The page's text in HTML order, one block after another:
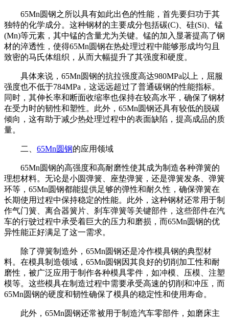
65Mn圆钢之所以具有如此出色的性能，首先要归功于其
独特的化学成分。这种钢材的主要成分包括碳(C)、硅(Si)、锰
(Mn)等元素，其中锰的含量尤为关键。锰的加入显著提高了钢
材的淬透性，使得65Mn圆钢在热处理过程中能够形成均匀且
致密的马氏体组织，从而大幅提升了其强度和硬度。
具体来说，65Mn圆钢的抗拉强度高达980MPa以上，屈服
强度也不低于784MPa，这远远超过了普通碳钢的性能指标。
同时，其伸长率和断面收缩率也保持在较高水平，确保了钢材
在受力时的韧性和塑性。此外，65Mn圆钢还具有较低的脱碳
倾向，这有助于减少热处理过程中的表面缺陷，提高成品的质
量。
二、 65Mn圆钢的应用领域
65Mn圆钢的高强度和高耐磨性使其成为制造各种弹簧的
理想材料。无论是小圆弹簧、座垫弹簧，还是弹簧发条、弹簧
环等，65Mn圆钢都能提供足够的弹性和耐久性，确保弹簧在
长期使用过程中保持稳定的性能。此外，这种钢材还常用于制
作气门簧、离合器簧片、刹车弹簧等关键部件，这些部件在汽
车的行驶过程中承受着巨大的压力和磨损，而65Mn圆钢的优
异性能正好满足了这一需求。
除了弹簧制造外，65Mn圆钢还是冷作模具钢的典型材
料。在模具制造领域，65Mn圆钢因其良好的切削加工性和耐
磨性，被广泛应用于制作各种模具零件，如冲模、压模、注塑
模等。这些模具在制造过程中需要承受高速的切削和冲压，而
65Mn圆钢的硬度和韧性确保了模具的稳定性和使用寿命。
此外，65Mn圆钢还常被用于制造汽车零部件，如磨床主